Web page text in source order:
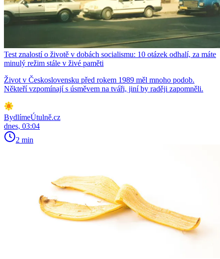
Test znalostí o životě v dobách socialismu: 10 otázek odhalí, za máte
minulý režim stále v živé paměti
Život v Československu před rokem 1989 měl mnoho podob.
Někteří vzpomínají s úsměvem na tváři, jiní by raději zapomněli.
BydlímeÚtulně.cz
dnes, 03:04
2 min